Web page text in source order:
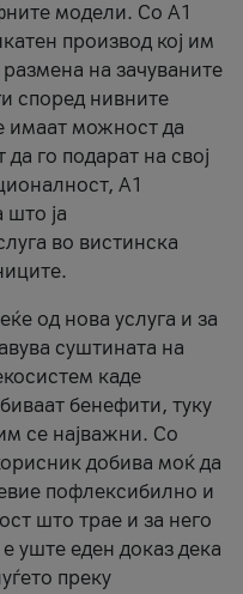
модели. Со A1
производ кој им
на зачуваните
според нивните
имаат можност да
да го подарат на свој
А1
што ја
во вистинска
од нова услуга и за
суштината на
каде
бенефити, туку
се најважни. Со
добива моќ да
пофлексибилно и
што трае и за него
уште еден доказ дека
преку